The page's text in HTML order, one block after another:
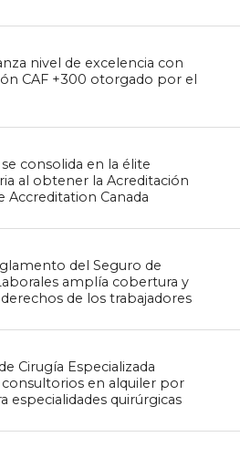
nivel de excelencia con
CAF +300 otorgado por el
consolida en la élite
al obtener la Acreditación
Accreditation Canada
del Seguro de
amplía cobertura y
de los trabajadores
Cirugía Especializada
en alquiler por
especialidades quirúrgicas